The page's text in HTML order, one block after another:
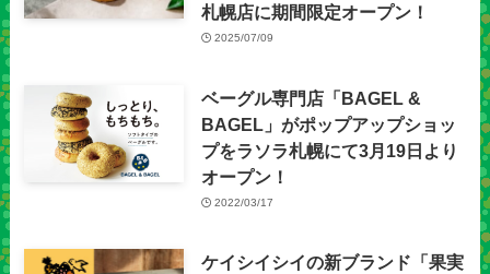
札幌店に期間限定オープン！
2025/07/09
ベーグル専門店「BAGEL &
BAGEL」がポップアップショッ
プをラソラ札幌にて3月19日より
オープン！
2022/03/17
ケイシイシイの新ブランド「果実